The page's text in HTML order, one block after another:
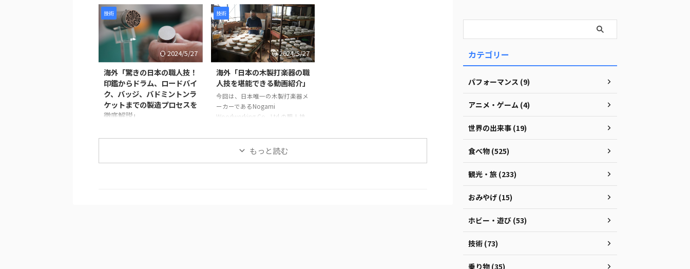
る、革新的なプロジェクトが紹介
されています。 阿弥陀如来と25体
の菩薩が極楽浄土から人々を迎え
に来る情景を、空中を舞うドロー
ン仏像によって表現するという、
伝統文化と最新技術を融合させた
試みです。 制作には、約1,500年
にわたり受け継がれてきた仏像彫
刻の技術と、3Dスキャン・3Dプ
リントなどの現代技術が活用され
ています。 仏像制作の工程 ま
ず、仏師による木彫りの原型制作
仏像を一体ずつ丁寧 ...
刀の鞘は単なる収納具ではなく、
刀身を守る重要な役割を担ってい
ます。熟練の職人が幾度も塗装と
研磨を繰り返し、美しさと耐久性
を兼ね備えた鞘を完成させていき
ます。 製造工程は以下のように進
合わせて作られた鞘の継ぎ目を補
強します。継ぎ目に和紙を米糊で
貼り付けることで、割れや剥離を
防ぎ、長期間使用できる強度を確
保します。 次に、砥の粉（との
ら鋳造物を取り出しま ...
技術
2024/5/27
海外「驚きの日本の職人技！
印鑑からドラム、ロードバイ
ク、バッジ、バドミントンラ
ケットまでの製造プロセスを
徹底解説」
した驚きの製造プロセスを紹介し
技術
2024/5/27
海外「日本の木製打楽器の職
人技を堪能できる動画紹介」
今回は、日本唯一の木製打楽器メ
ーカーであるNogami
Woodworking Co., Ltd.の職人技
タンバリンや他の打楽器の製造プ
ロセスを見ることができます。 最
初に、木製の縁がどのように加工
もっと読む
カテゴリー
パフォーマンス (9)
アニメ・ゲーム (4)
世界の出来事 (19)
食べ物 (525)
観光・旅 (233)
おみやげ (15)
ホビー・遊び (53)
技術 (73)
乗り物 (35)